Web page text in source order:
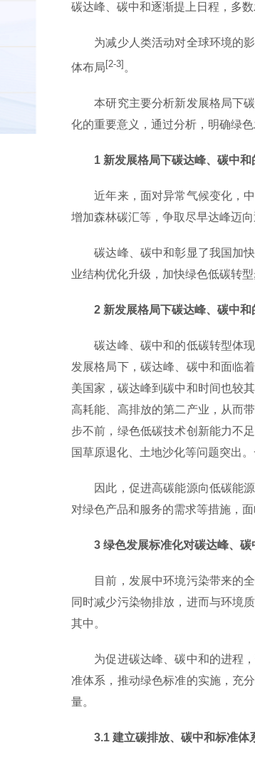
碳达峰、碳中和逐渐提上日程，多
为减少人类活动对全球环境的影
体布局 [2-3] 。
本研究主要分析新发展格局下碳
化的重要意义，通过分析，明确绿
1 新发展格局下碳达峰、碳中和
近年来，面对异常气候变化，中
增加森林碳汇等，争取尽早达峰迈
碳达峰、碳中和彰显了我国加快
业结构优化升级，加快绿色低碳转
2 新发展格局下碳达峰、碳中和
碳达峰、碳中和的低碳转型体现
发展格局下，碳达峰、碳中和面临
美国家，碳达峰到碳中和时间也较
高耗能、高排放的第二产业，从而
步不前，绿色低碳技术创新能力不
国草原退化、土地沙化等问题突出
因此，促进高碳能源向低碳能源
对绿色产品和服务的需求等措施，
3 绿色发展标准化对碳达峰、碳
目前，发展中环境污染带来的全
同时减少污染物排放，进而与环境
其中。
为促进碳达峰、碳中和的进程，
准体系，推动绿色标准的实施，充
量。
3.1 建立碳排放、碳中和标准体